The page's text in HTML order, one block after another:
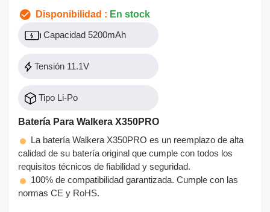
Disponibilidad : En stock
Capacidad 5200mAh
Tensión 11.1V
Tipo Li-Po
Batería Para Walkera X350PRO
La batería Walkera X350PRO es un reemplazo de alta
calidad de su batería original que cumple con todos los
requisitos técnicos de fiabilidad y seguridad.
100% de compatibilidad garantizada. Cumple con las
normas CE y RoHS.